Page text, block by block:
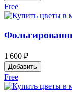
Free
1 600 ₽
Добавить
Free